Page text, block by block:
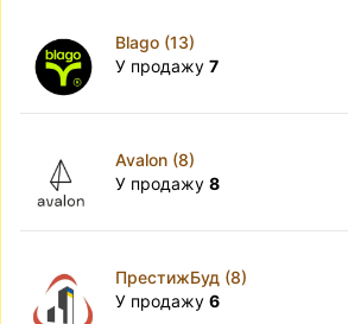
Blago (13)
У продажу 7
Avalon (8)
У продажу 8
ПрестижБуд (8)
У продажу 6